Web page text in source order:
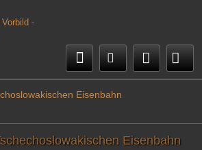
Eisenbahn
Eisenbahn